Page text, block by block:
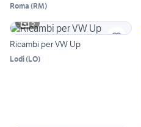
Roma (RM)
5
Ricambi per VW Up
Lodi(LO)